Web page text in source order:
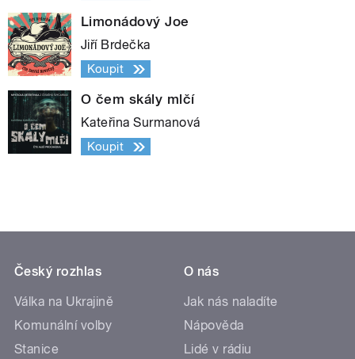
Limonádový Joe
Jiří Brdečka
Koupit
O čem skály mlčí
Kateřina Surmanová
Koupit
Český rozhlas
Válka na Ukrajině
Komunální volby
Stanice
O nás
Jak nás naladíte
Nápověda
Lidé v rádiu